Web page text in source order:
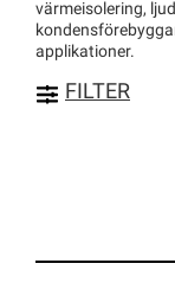
värmeisolering,
applikationer.
FILTER